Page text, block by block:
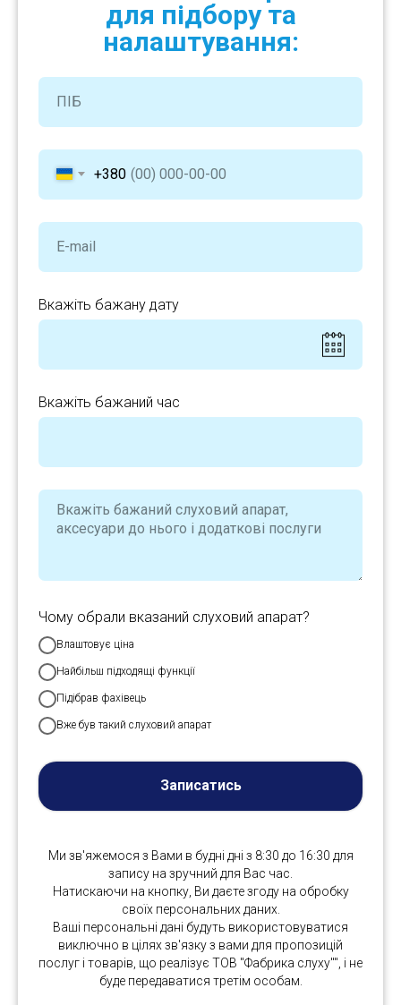
для підбору та
налаштування:
+380
Вкажіть бажану дату
Вкажіть бажаний час
Чому обрали вказаний слуховий апарат?
Влаштовує ціна
Найбільш підходящі функції
Підібрав фахівець
Вже був такий слуховий апарат
Записатись
Ми зв'яжемося з Вами в будні дні з 8:30 до 16:30 для
запису на зручний для Вас час.
Натискаючи на кнопку, Ви даєте згоду на обробку
своїх персональних даних.
Ваші персональні дані будуть використовуватися
виключно в цілях зв'язку з вами для пропозицій
послуг і товарів, що реалізує ТОВ "Фабрика слуху"", і не
буде передаватися третім особам.